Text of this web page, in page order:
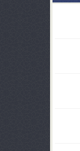
کلیدهای